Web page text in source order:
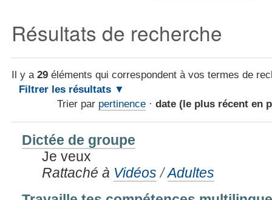
Résultats de recherche
Il y a29 éléments qui correspondent à vos termes de
Filtrer les résultats
Trier par pertinence · date (le plus récent en
Dictée de groupe
Je veux
Rattaché à Vidéos /Adultes